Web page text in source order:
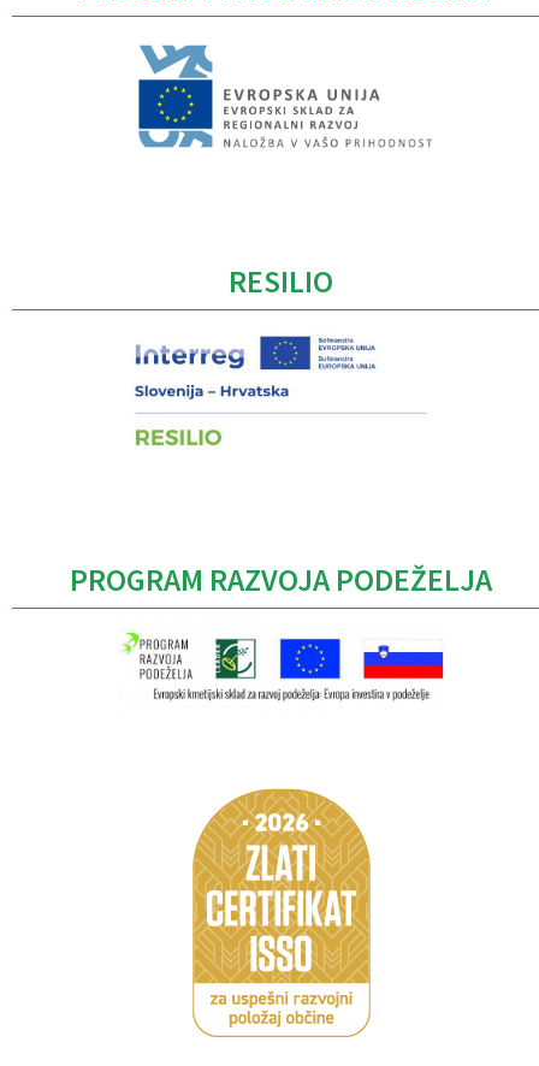
RESILIO
PROGRAM RAZVOJA PODEŽELJA